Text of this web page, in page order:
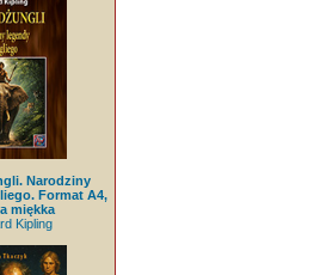
Narodziny
Format A4,
miękka
Kipling